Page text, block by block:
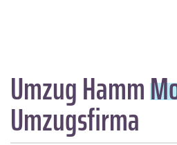
Umzug Hamm
Umzugsfirma